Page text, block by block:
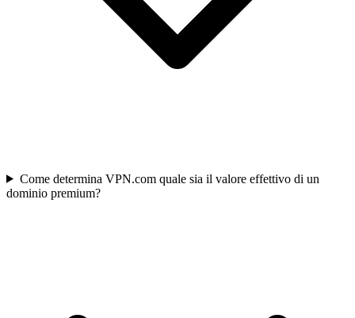
Come determina VPN.com quale sia il valore effettivo di un
dominio premium?